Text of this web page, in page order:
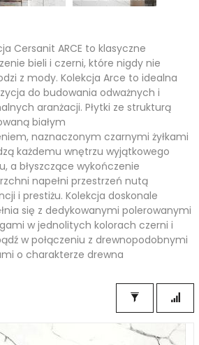
Cersanit ARCE to klasyczne
bieli i czerni, które nigdy nie
z mody. Kolekcja Arce to idealna
do budowania odważnych i
aranżacji. Płytki ze strukturą
białym
naznaczonym czarnymi żyłkami
każdemu wnętrzu wyjątkowego
a błyszczące wykończenie
napełni przestrzeń nutą
i prestiżu. Kolekcja doskonale
się z dedykowanymi polerowanymi
w jednolitych kolorach czerni i
w połączeniu z drewnopodobnymi
o charakterze drewna